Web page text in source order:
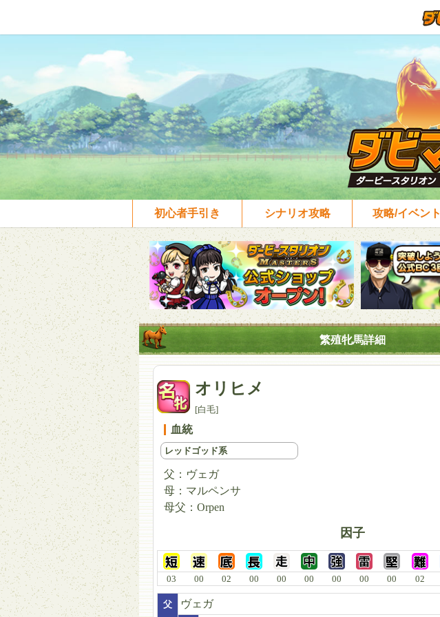
初心者手引き シナリオ攻略 攻略/イベント
繁殖牝馬詳細
オリヒメ
[白毛]
血統
レッドゴッド系
父： ヴェガ
母： マルペンサ
母父： Orpen
因子
03 00 02 00 00 00 00 00 00 02
父 ヴェガ